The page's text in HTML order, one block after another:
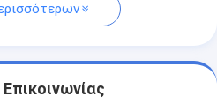
Επικοινωνίας